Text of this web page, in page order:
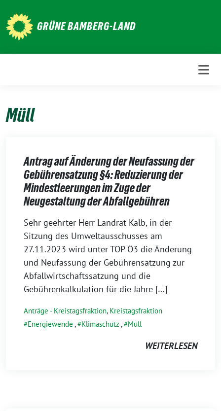
zum
Inhalt
GRÜNE BAMBERG-LAND
Müll
Antrag auf Änderung der Neufassung der
Gebührensatzung §4: Reduzierung der
Mindestleerungen im Zuge der
Neugestaltung der Abfallgebühren
23.
November
2023
Sehr geehrter Herr Landrat Kalb, in der
Sitzung des Umweltausschusses am
27.11.2023 wird unter TOP Ö3 die Änderung
und Neufassung der Gebührensatzung zur
Abfallwirtschaftssatzung und die
Gebührenkalkulation für die Jahre […]
Anträge - Kreistagsfraktion, Kreistagsfraktion
Energiewende , Klimaschutz , Müll
WEITERLESEN